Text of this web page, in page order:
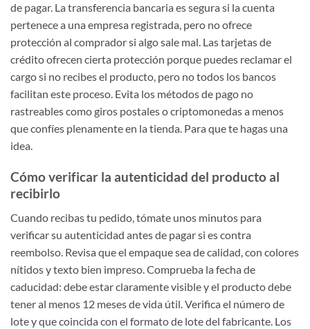
de pagar. La transferencia bancaria es segura si la cuenta
pertenece a una empresa registrada, pero no ofrece
protección al comprador si algo sale mal. Las tarjetas de
crédito ofrecen cierta protección porque puedes reclamar el
cargo si no recibes el producto, pero no todos los bancos
facilitan este proceso. Evita los métodos de pago no
rastreables como giros postales o criptomonedas a menos
que confíes plenamente en la tienda. Para que te hagas una
idea.
Cómo verificar la autenticidad del producto al
recibirlo
Cuando recibas tu pedido, tómate unos minutos para
verificar su autenticidad antes de pagar si es contra
reembolso. Revisa que el empaque sea de calidad, con colores
nítidos y texto bien impreso. Comprueba la fecha de
caducidad: debe estar claramente visible y el producto debe
tener al menos 12 meses de vida útil. Verifica el número de
lote y que coincida con el formato de lote del fabricante. Los